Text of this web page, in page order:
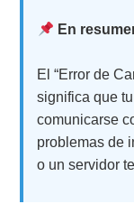
En
El “Error de
significa que
comunicarse
problemas de
o un servidor